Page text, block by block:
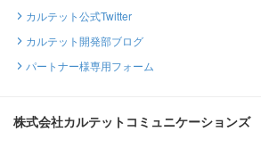
カルテット公式Twitter
カルテット開発部ブログ
パートナー様専用フォーム
株式会社カルテットコミュニケーションズ